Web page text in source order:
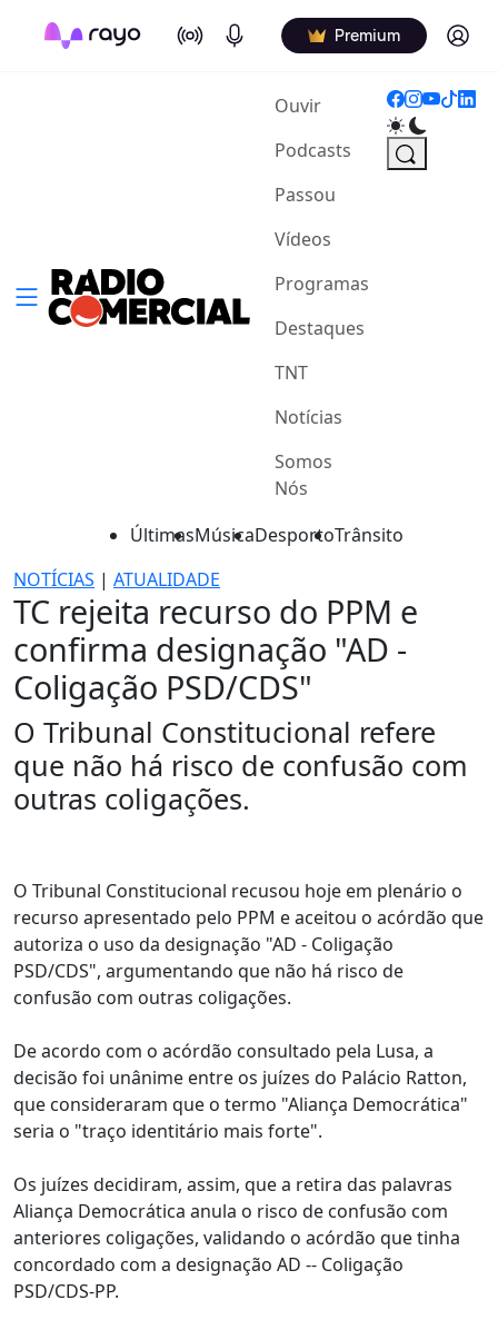
On Air Podcasts Premium Log in
Ouvir(current)
Podcasts
Passou
Vídeos
Programas
Destaques
TNT
Notícias
Somos
Nós
ÚltimasMúsicaDesportoTrânsito
NOTÍCIAS | ATUALIDADE
TC rejeita recurso do PPM e
confirma designação "AD -
Coligação PSD/CDS"
O Tribunal Constitucional refere
que não há risco de confusão com
outras coligações.
O Tribunal Constitucional recusou hoje em plenário o
recurso apresentado pelo PPM e aceitou o acórdão que
autoriza o uso da designação "AD - Coligação
PSD/CDS", argumentando que não há risco de
confusão com outras coligações.
De acordo com o acórdão consultado pela Lusa, a
decisão foi unânime entre os juízes do Palácio Ratton,
que consideraram que o termo "Aliança Democrática"
seria o "traço identitário mais forte".
Os juízes decidiram, assim, que a retira das palavras
Aliança Democrática anula o risco de confusão com
anteriores coligações, validando o acórdão que tinha
concordado com a designação AD -- Coligação
PSD/CDS-PP.